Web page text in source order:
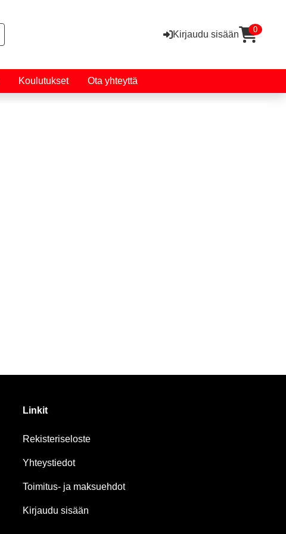
Kirjaudu sisään 0
Koulutukset Ota yhteyttä
Linkit
Rekisteriseloste
Yhteystiedot
Toimitus- ja maksuehdot
Kirjaudu sisään